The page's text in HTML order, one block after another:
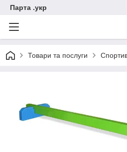
Парта .укр
Товари та послуги